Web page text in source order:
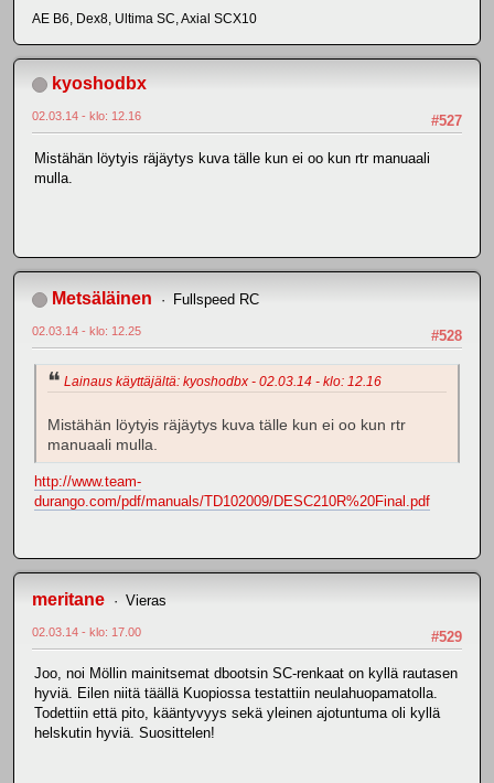
AE B6, Dex8, Ultima SC, Axial SCX10
kyoshodbx
#527
02.03.14 - klo: 12.16
Mistähän löytyis räjäytys kuva tälle kun ei oo kun rtr manuaali
mulla.
Metsäläinen Fullspeed RC
#528
02.03.14 - klo: 12.25
Lainaus käyttäjältä: kyoshodbx - 02.03.14 - klo: 12.16
Mistähän löytyis räjäytys kuva tälle kun ei oo kun rtr
manuaali mulla.
http://www.team-
durango.com/pdf/manuals/TD102009/DESC210R%20Final.pdf
meritane Vieras
#529
02.03.14 - klo: 17.00
Joo, noi Möllin mainitsemat dbootsin SC-renkaat on kyllä rautasen
hyviä. Eilen niitä täällä Kuopiossa testattiin neulahuopamatolla.
Todettiin että pito, kääntyvyys sekä yleinen ajotuntuma oli kyllä
helskutin hyviä. Suosittelen!